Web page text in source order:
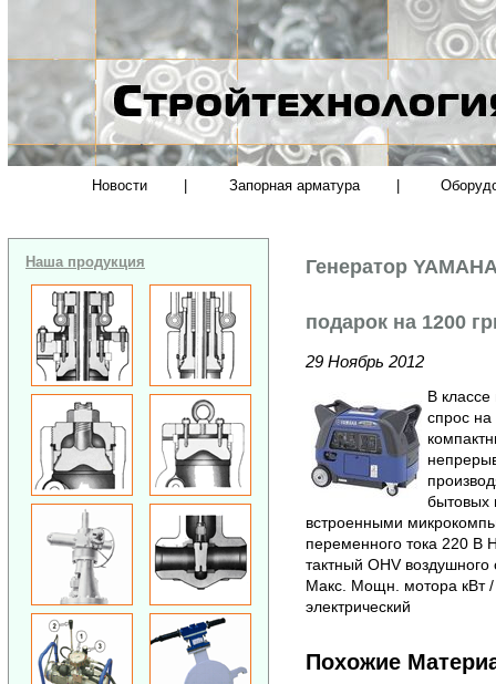
Новости Запорная арматура
Наша продукция Генератор
подарок на 1200
29 Ноябрь 2012
В
спрос
бытовых
встроенными
переменного тока 220 В
тактный OHV
Макс. Мощн. мотора кВт /
электрический
Похожие